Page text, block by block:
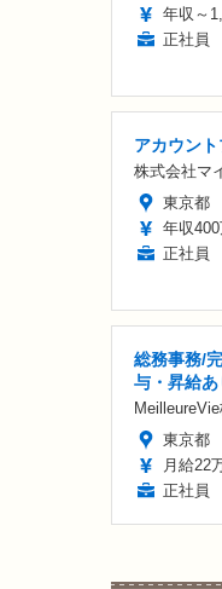
年収～
正社員
アカウン
株式会社マ
東京都
年収
正社員
総務事務/
与・昇給
東京都
月給22
正社員